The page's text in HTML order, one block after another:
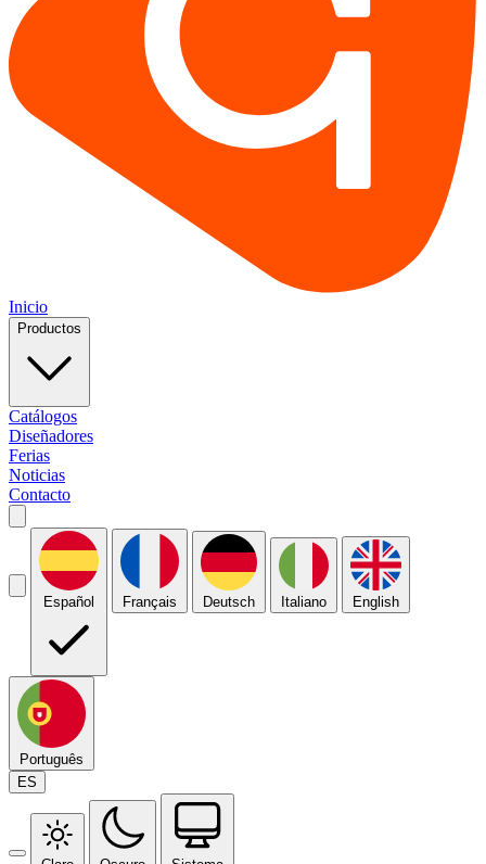
Inicio
Productos
Catálogos
Diseñadores
Ferias
Noticias
Contacto
Español Français Deutsch Italiano English
Português
ES